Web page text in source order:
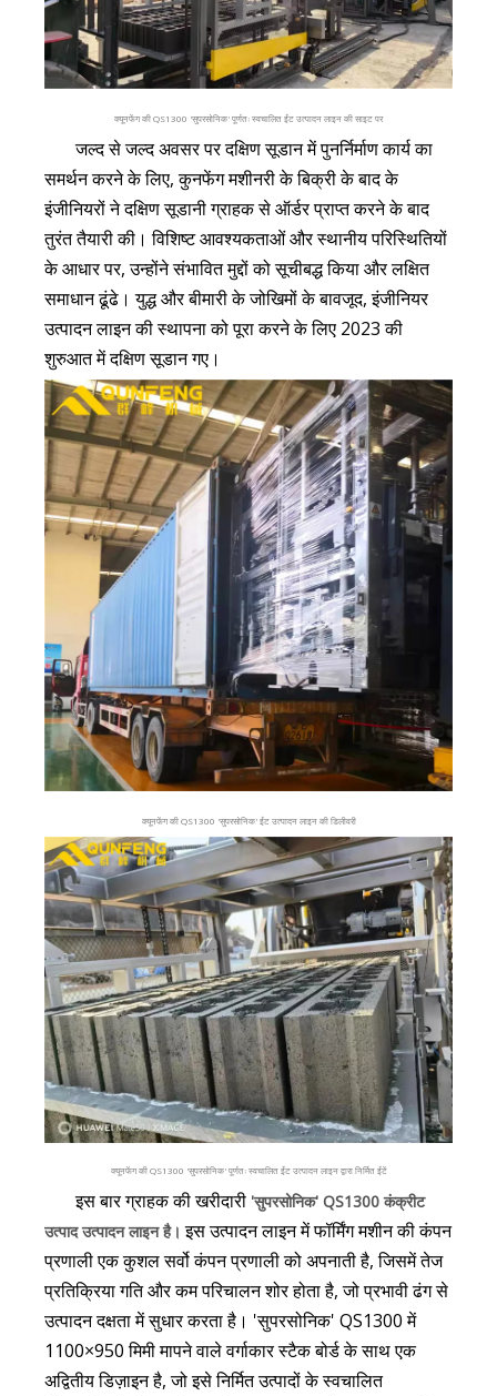
क्यूनफेंग की QS1300 'सुपरसोनिक' पूर्णतः स्वचालित ईंट उत्पादन लाइन की साइट पर
जल्द से जल्द अवसर पर दक्षिण सूडान में पुनर्निर्माण कार्य का
समर्थन करने के लिए, कुनफेंग मशीनरी के बिक्री के बाद के
इंजीनियरों ने दक्षिण सूडानी ग्राहक से ऑर्डर प्राप्त करने के बाद
तुरंत तैयारी की। विशिष्ट आवश्यकताओं और स्थानीय परिस्थितियों
के आधार पर, उन्होंने संभावित मुद्दों को सूचीबद्ध किया और लक्षित
समाधान ढूंढे। युद्ध और बीमारी के जोखिमों के बावजूद, इंजीनियर
उत्पादन लाइन की स्थापना को पूरा करने के लिए 2023 की
शुरुआत में दक्षिण सूडान गए।
क्यूनफेंग की QS1300 'सुपरसोनिक' ईंट उत्पादन लाइन की डिलीवरी
क्यूनफेंग की QS1300 'सुपरसोनिक' पूर्णतः स्वचालित ईंट उत्पादन लाइन द्वारा निर्मित ईंटें
इस बार ग्राहक की खरीदारी 'सुपरसोनिक' QS1300 कंक्रीट
उत्पाद उत्पादन लाइन है।इस उत्पादन लाइन में फॉर्मिंग मशीन की कंपन
प्रणाली एक कुशल सर्वो कंपन प्रणाली को अपनाती है, जिसमें तेज
प्रतिक्रिया गति और कम परिचालन शोर होता है, जो प्रभावी ढंग से
उत्पादन दक्षता में सुधार करता है। 'सुपरसोनिक' QS1300 में
1100×950 मिमी मापने वाले वर्गाकार स्टैक बोर्ड के साथ एक
अद्वितीय डिज़ाइन है, जो इसे निर्मित उत्पादों के स्वचालित